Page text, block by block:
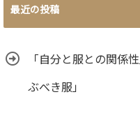
最近の投稿
「自分と服との関係
ぶべき服」